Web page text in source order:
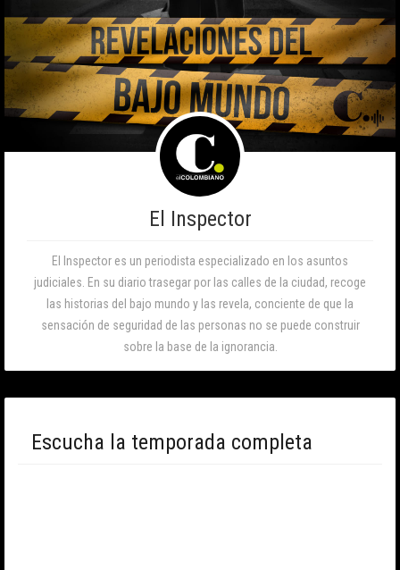
El Inspector
El Inspector es un periodista especializado en los asuntos
judiciales. En su diario trasegar por las calles de la ciudad, recoge
las historias del bajo mundo y las revela, conciente de que la
sensación de seguridad de las personas no se puede construir
sobre la base de la ignorancia.
Escucha la temporada completa